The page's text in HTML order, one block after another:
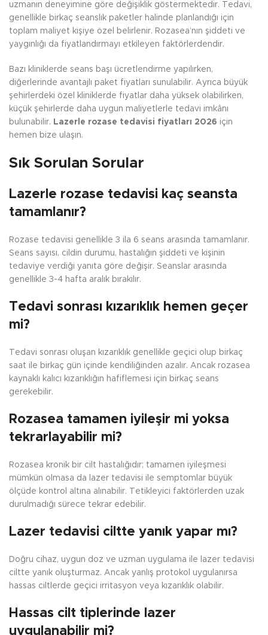
uzmanın deneyimine göre değişiklik göstermektedir. Tedavi,
genellikle birkaç seanslık paketler halinde planlandığı için
toplam maliyet kişiye özel belirlenir. Rozasea’nın şiddeti ve
yaygınlığı da fiyatlandırmayı etkileyen faktörlerdendir.
Bazı kliniklerde seans başı ücretlendirme yapılırken,
diğerlerinde avantajlı paket fiyatları sunulabilir. Ayrıca büyük
şehirlerdeki özel kliniklerde fiyatlar daha yüksek olabilirken,
küçük şehirlerde daha uygun maliyetlerle tedavi imkânı
bulunabilir. Lazerle rozase tedavisi fiyatları 2026 için
hemen bize ulaşın.
Sık Sorulan Sorular
Lazerle rozase tedavisi kaç seansta
tamamlanır?
Rozase tedavisi genellikle 3 ila 6 seans arasında tamamlanır.
Seans sayısı, cildin durumu, hastalığın şiddeti ve kişinin
tedaviye verdiği yanıta göre değişir. Seanslar arasında
genellikle 3-4 hafta aralık bırakılır.
Tedavi sonrası kızarıklık hemen geçer
mi?
Tedavi sonrası oluşan kızarıklık genellikle geçici olup birkaç
saat ile birkaç gün içinde kendiliğinden azalır. Ancak rozasea
kaynaklı kalıcı kızarıklığın hafiflemesi için birkaç seans
gerekebilir.
Rozasea tamamen iyileşir mi yoksa
tekrarlayabilir mi?
Rozasea kronik bir cilt hastalığıdır; tamamen iyileşmesi
mümkün olmasa da lazer tedavisi ile semptomlar büyük
ölçüde kontrol altına alınabilir. Tetikleyici faktörlerden uzak
durulmadığı sürece tekrar edebilir.
Lazer tedavisi ciltte yanık yapar mı?
Doğru cihaz, uygun doz ve uzman uygulama ile lazer tedavisi
ciltte yanık oluşturmaz. Ancak yanlış protokol uygulanırsa
hassas ciltlerde geçici irritasyon veya kızarıklık olabilir.
Hassas cilt tiplerinde lazer
uygulanabilir mi?